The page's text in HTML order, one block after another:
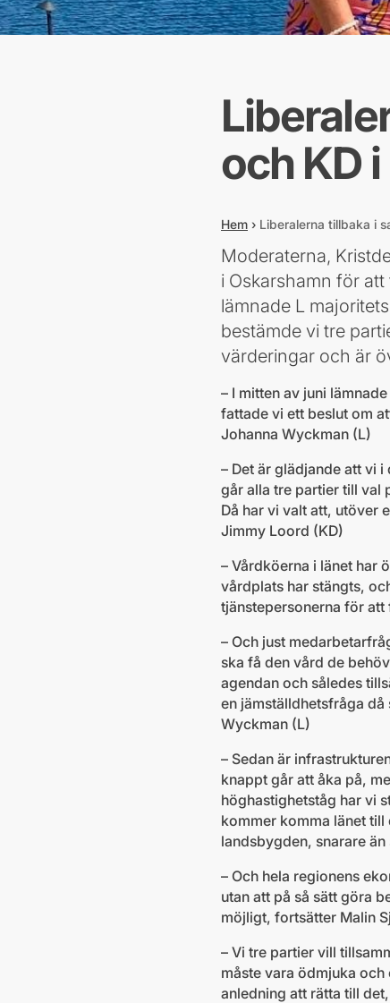
och KD
Hem › Liberalerna tillbaka i
Moderaterna,
i Oskarshamn för
lämnade L
bestämde vi tre
värderingar och är
– I mitten av juni
fattade vi ett beslut om
Johanna Wyckman (L)
– Det är glädjande att vi
går alla tre partier till val
Då har vi valt att, utöver
Jimmy Loord (KD)
– Vårdköerna i länet har
vårdplats har stängts,
tjänstepersonerna för
– Och just
ska få den vård de
agendan och således
en jämställdhetsfråga
Wyckman (L)
– Sedan är
knappt går att åka på,
höghastighetståg har vi
kommer komma länet
landsbygden, snarare
– Och hela regionens
utan att på så sätt göra
möjligt, fortsätter Malin
– Vi tre partier vill
måste vara ödmjuka
anledning att rätta till